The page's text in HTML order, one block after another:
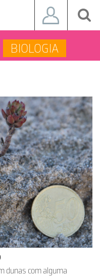
BIOLOGIA
dunas com alguma